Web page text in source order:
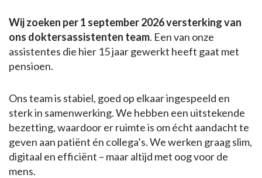
Wij zoeken per 1 september 2026 versterking van
ons doktersassistenten team. Een van onze
assistentes die hier 15 jaar gewerkt heeft gaat met
pensioen.
Ons team is stabiel, goed op elkaar ingespeeld en
sterk in samenwerking. We hebben een uitstekende
bezetting, waardoor er ruimte is om écht aandacht te
geven aan patiënt én collega’s. We werken graag slim,
digitaal en efficiënt – maar altijd met oog voor de
mens.